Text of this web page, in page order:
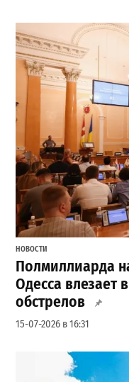
НОВОСТИ
Полмиллиарда
Одесса влезает
обстрелов
15-07-2026 в 16:31